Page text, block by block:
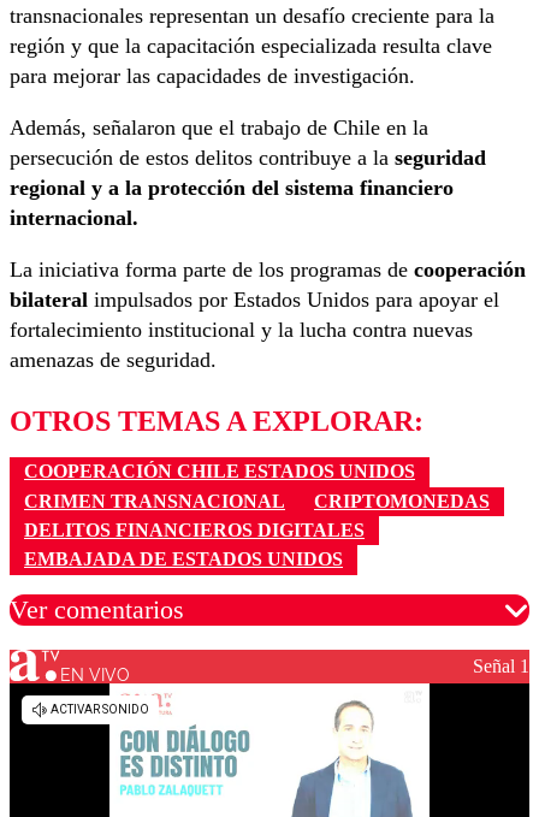
transnacionales representan un desafío creciente para la
región y que la capacitación especializada resulta clave
para mejorar las capacidades de investigación.
Además, señalaron que el trabajo de Chile en la
persecución de estos delitos contribuye a la seguridad
regional y a la protección del sistema financiero
internacional.
La iniciativa forma parte de los programas de cooperación
bilateral impulsados por Estados Unidos para apoyar el
fortalecimiento institucional y la lucha contra nuevas
amenazas de seguridad.
OTROS TEMAS A EXPLORAR:
COOPERACIÓN CHILE ESTADOS UNIDOS
CRIMEN TRANSNACIONAL
CRIPTOMONEDAS
DELITOS FINANCIEROS DIGITALES
EMBAJADA DE ESTADOS UNIDOS
Ver comentarios
Los comentarios son moderados para garantizar un
diálogo respetuoso.
EN VIVO Señal 1